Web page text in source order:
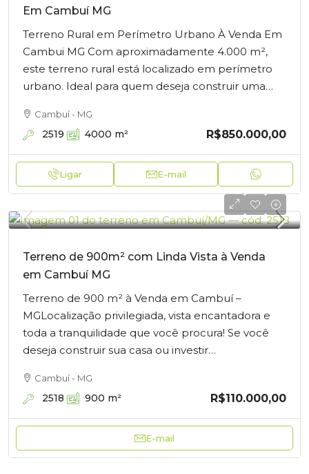
Em Cambuí MG
Terreno Rural em Perímetro Urbano À Venda Em
Cambui MG Com aproximadamente 4.000 m²,
este terreno rural está localizado em perímetro
urbano. Ideal para quem deseja construir uma…
Cambuí - MG
2519 4000 m² R$850.000,00
Ligar E-mail
Terreno de 900m² com Linda Vista à Venda
em Cambuí MG
Terreno de 900 m² à Venda em Cambuí –
MGLocalização privilegiada, vista encantadora e
toda a tranquilidade que você procura! Se você
deseja construir sua casa ou investir…
Cambuí - MG
2518 900 m² R$110.000,00
E-mail